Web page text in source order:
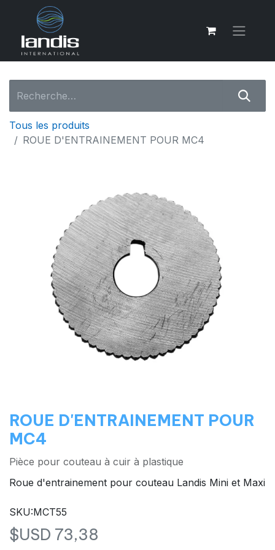
Tous les produits
ROUE D'ENTRAINEMENT POUR MC4
ROUE D'ENTRAINEMENT POUR
MC4
Pièce pour couteau à cuir à plastique
Roue d'entrainement pour couteau Landis Mini et Maxi
SKU:MCT55
$USD 73,38